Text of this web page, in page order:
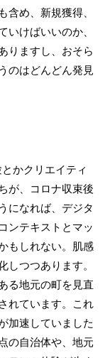
含め、新規獲得、
いけばいいのか、
りますし、おそら
のはどんどん発見
かクリエイティ
が、コロナ収束後
になれば、デジタ
ンテキストとマッ
もしれない。肌感
しつつあります。
る地元の町を見直
れています。これ
加速していました
の自治体や、地元